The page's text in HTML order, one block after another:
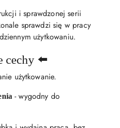
i sprawdzonej serii
sprawdzi się w pracy
użytkowaniu.
cechy ⬅️
użytkowanie.
- wygodny do